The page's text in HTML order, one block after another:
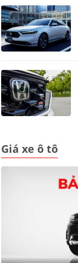
Giá xe ô tô